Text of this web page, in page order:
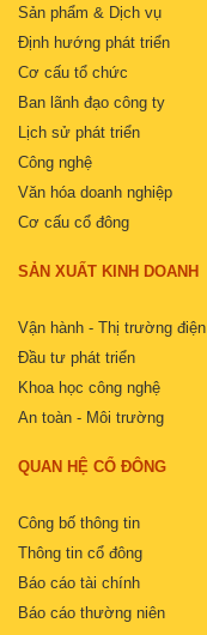
Sản phẩm & Dịch vụ
Định hướng phát triển
Cơ cấu tổ chức
Ban lãnh đạo công ty
Lịch sử phát triển
Công nghệ
Văn hóa doanh nghiệp
Cơ cấu cổ đông
SẢN XUẤT KINH DOANH
Vận hành - Thị trường điện
Đầu tư phát triển
Khoa học công nghệ
An toàn - Môi trường
QUAN HỆ CỔ ĐÔNG
Công bố thông tin
Thông tin cổ đông
Báo cáo tài chính
Báo cáo thường niên